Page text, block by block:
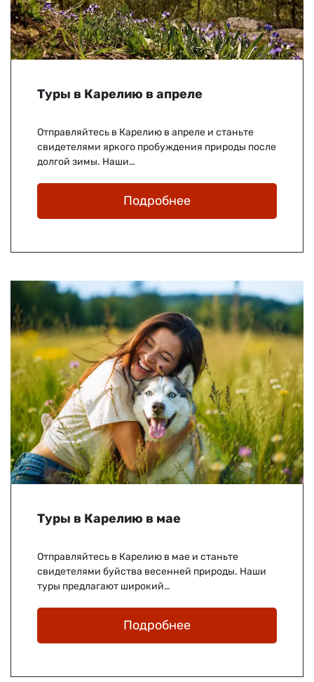
Туры в Карелию в апреле
Отправляйтесь в Карелию в апреле и станьте
свидетелями яркого пробуждения природы после
долгой зимы. Наши…
Подробнее
Туры в Карелию в мае
Отправляйтесь в Карелию в мае и станьте
свидетелями буйства весенней природы. Наши
туры предлагают широкий…
Подробнее